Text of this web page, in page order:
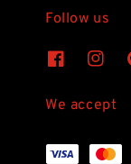
Follow us
We accept